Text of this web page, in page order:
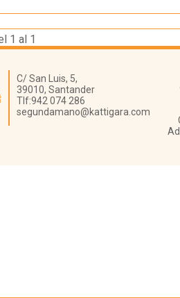
1 al 1
C/ San Luis, 5,
39010, Santander
Tlf:942 074 286
segundamano@kattigara.com